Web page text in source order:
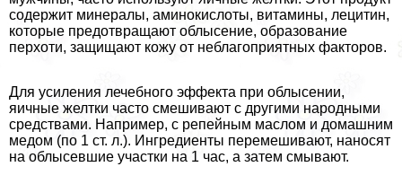
содержит минералы, аминокислоты, витамины, лецитин,
которые предотвращают облысение, образование
перхоти, защищают кожу от нeблагоприятных факторов.
Для усиления лечебного эффекта при облысении,
яичные желтки часто смешивают с другими народными
средствами. Например, с репейным маслом и домашним
медом (по 1 ст. л.). Ингредиенты перемешивают, наносят
на облысевшие участки на 1 час, а затем смывают.